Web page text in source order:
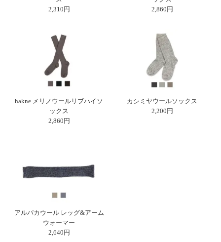
2,310円
2,860円
hakne メリノウールリブハイソ
ックス
2,860円
カシミヤウールソックス
2,200円
アルパカウール レッグ&アーム
ウォーマー
2,640円